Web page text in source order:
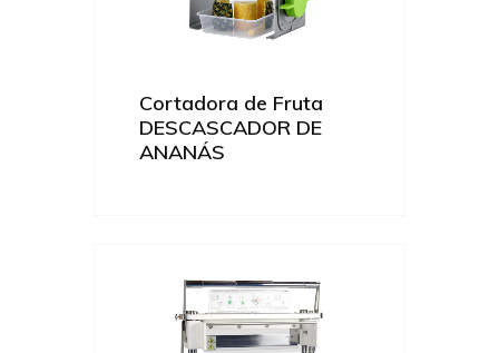
Cortadora de Fruta
DESCASCADOR DE
ANANÁS